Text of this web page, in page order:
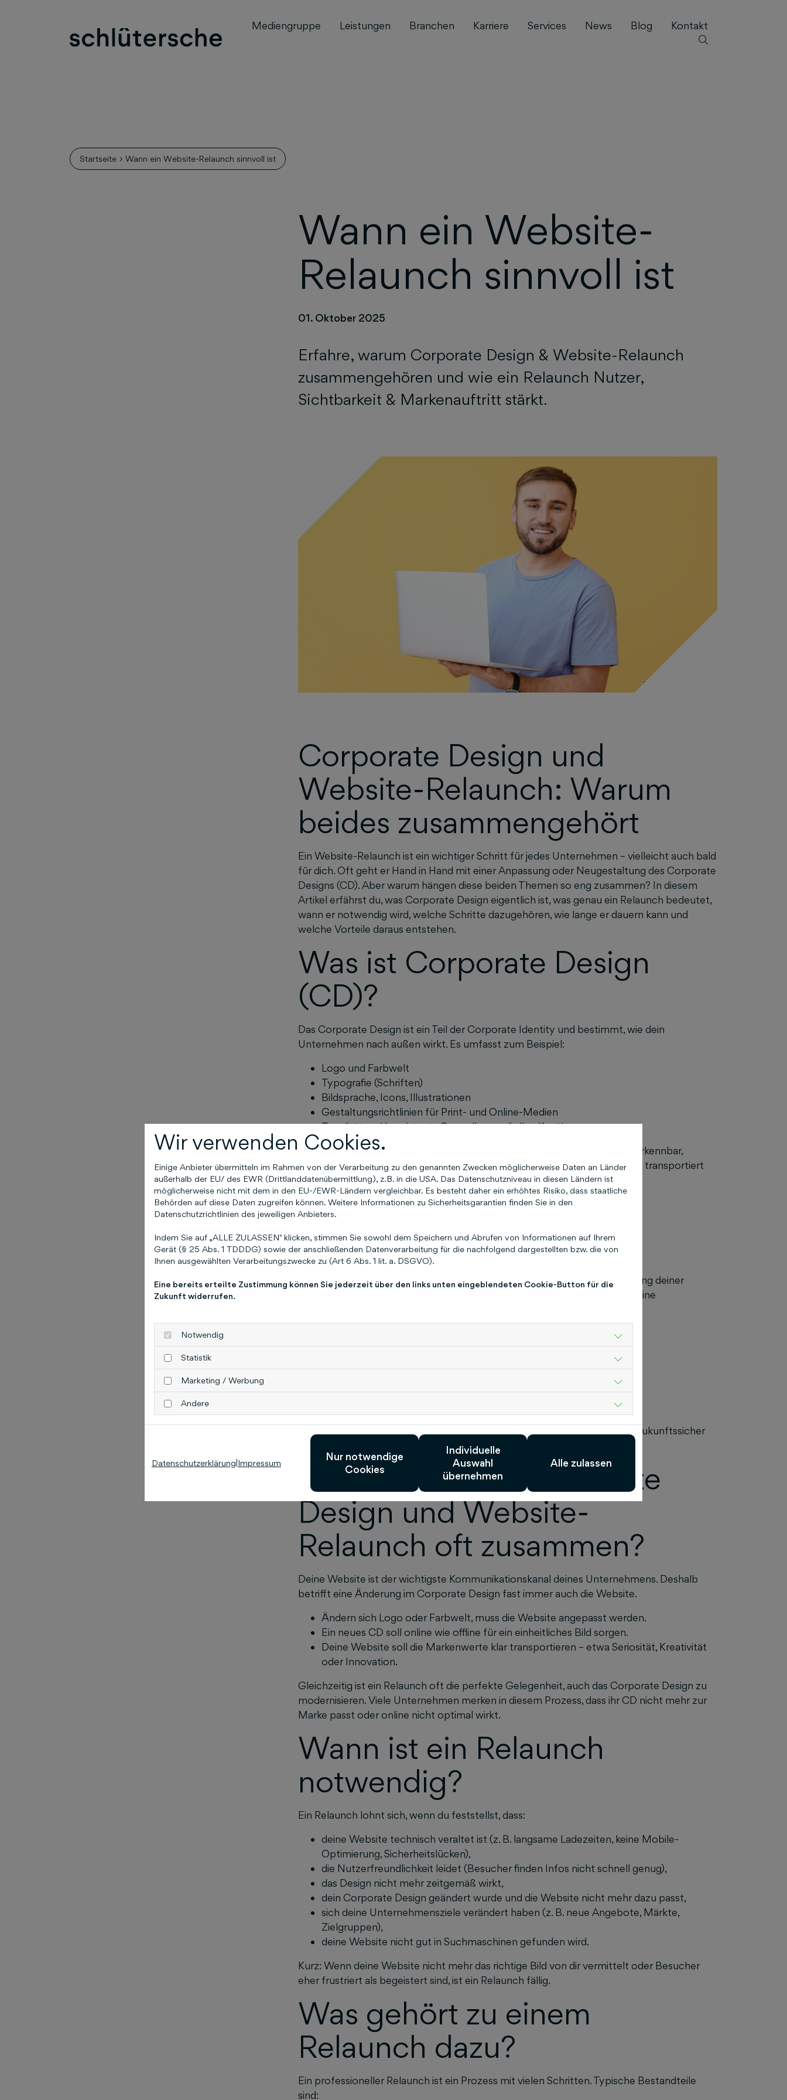
Mediengruppe Leistungen Branchen Karriere Services News Blog Kontakt
Startseite Wann ein Website-Relaunch sinnvoll ist
Wann ein Website-
Relaunch sinnvoll ist
01. Oktober 2025
Erfahre, warum Corporate Design & Website-Relaunch
zusammengehören und wie ein Relaunch Nutzer,
Sichtbarkeit & Markenauftritt stärkt.
Foto: pixelshot,
Corporate Design und
Website-Relaunch: Warum
beides zusammengehört
Ein Website-Relaunch ist ein wichtiger Schritt für jedes Unternehmen – vielleicht auch bald
für dich. Oft geht er Hand in Hand mit einer Anpassung oder Neugestaltung des Corporate
Designs (CD). Aber warum hängen diese beiden Themen so eng zusammen? In diesem
Artikel erfährst du, was Corporate Design eigentlich ist, was genau ein Relaunch bedeutet,
wann er notwendig wird, welche Schritte dazugehören, wie lange er dauern kann und
welche Vorteile daraus entstehen.
Was ist Corporate Design
(CD)?
Das Corporate Design ist ein Teil der Corporate Identity und bestimmt, wie dein
Unternehmen nach außen wirkt. Es umfasst zum Beispiel:
Logo und Farbwelt
Typografie (Schriften)
Bildsprache, Icons, Illustrationen
Gestaltungsrichtlinien für Print- und Online-Medien
Tonalität und konsistente Darstellung auf allen Kanälen
Kurz gesagt: Dein Corporate Design sorgt dafür, dass deine Marke wiedererkennbar,
professionell und einheitlich auftritt. Es ist mehr als ein hübsches Logo – es transportiert
Werte, schafft Vertrauen und hebt dich von Mitbewerbern ab.
Was ist ein Website-
Relaunch?
Ein Relaunch bedeutet die grundlegende Überarbeitung oder Neugestaltung deiner
Website. Es geht also nicht nur um ein paar Design-Updates, sondern um eine
bessere Nutzerfreundlichkeit (Usability),
technische Aktualisierung (CMS, Ladezeiten, Mobile-Optimierung),
neuer Content oder klarere Struktur,
Ein Relaunch stellt sicher, dass deine Website attraktiv, leistungsfähig und zukunftssicher
Warum hängen Corporate
Design und Website-
Relaunch oft zusammen?
Deine Website ist der wichtigste Kommunikationskanal deines Unternehmens. Deshalb
betrifft eine Änderung im Corporate Design fast immer auch die Website.
Ändern sich Logo oder Farbwelt, muss die Website angepasst werden.
Ein neues CD soll online wie offline für ein einheitliches Bild sorgen.
Deine Website soll die Markenwerte klar transportieren – etwa Seriosität, Kreativität
oder Innovation.
Gleichzeitig ist ein Relaunch oft die perfekte Gelegenheit, auch das Corporate Design zu
modernisieren. Viele Unternehmen merken in diesem Prozess, dass ihr CD nicht mehr zur
Marke passt oder online nicht optimal wirkt.
Wann ist ein Relaunch
notwendig?
Ein Relaunch lohnt sich, wenn du feststellst, dass:
deine Website technisch veraltet ist (z. B. langsame Ladezeiten, keine Mobile-
Optimierung, Sicherheitslücken),
die Nutzerfreundlichkeit leidet (Besucher finden Infos nicht schnell genug),
das Design nicht mehr zeitgemäß wirkt,
dein Corporate Design geändert wurde und die Website nicht mehr dazu passt,
sich deine Unternehmensziele verändert haben (z. B. neue Angebote, Märkte,
Zielgruppen),
deine Website nicht gut in Suchmaschinen gefunden wird.
Kurz: Wenn deine Website nicht mehr das richtige Bild von dir vermittelt oder Besucher
eher frustriert als begeistert sind, ist ein Relaunch fällig.
Was gehört zu einem
Relaunch dazu?
Ein professioneller Relaunch ist ein Prozess mit vielen Schritten. Typische Bestandteile
sind:
Wir verwenden Cookies.
Einige Anbieter übermitteln im Rahmen von der Verarbeitung zu den genannten Zwecken möglicherweise Daten an Länder
außerhalb der EU/ des EWR (Drittlanddatenübermittlung), z.B. in die USA. Das Datenschutzniveau in diesen Ländern ist
möglicherweise nicht mit dem in den EU-/EWR-Ländern vergleichbar. Es besteht daher ein erhöhtes Risiko, dass staatliche
Behörden auf diese Daten zugreifen können. Weitere Informationen zu Sicherheitsgarantien finden Sie in den
Datenschutzrichtlinien des jeweiligen Anbieters.
Indem Sie auf „ALLE ZULASSEN" klicken, stimmen Sie sowohl dem Speichern und Abrufen von Informationen auf Ihrem
Gerät (§ 25 Abs. 1 TDDDG) sowie der anschließenden Datenverarbeitung für die nachfolgend dargestellten bzw. die von
Ihnen ausgewählten Verarbeitungszwecke zu (Art 6 Abs. 1 lit. a. DSGVO).
Eine bereits erteilte Zustimmung können Sie jederzeit über den links unten eingeblendeten Cookie-Button für die
Zukunft widerrufen.
Notwendig
Statistik
Marketing / Werbung
Andere
Datenschutzerklärung Impressum
Nur notwendige
Cookies
Individuelle
Auswahl
übernehmen
Alle zulassen